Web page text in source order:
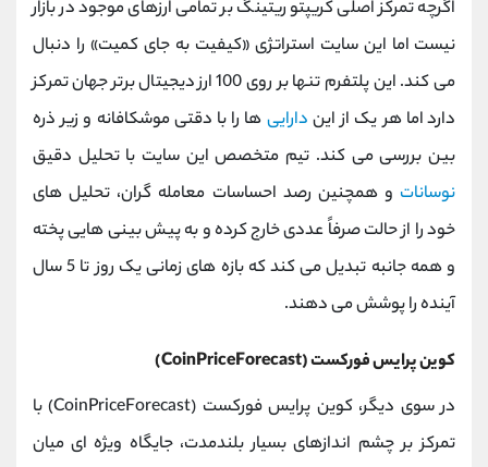
اگرچه تمرکز اصلی کریپتو ریتینگ بر تمامی ارزهای موجود در بازار
نیست اما این سایت استراتژی «کیفیت به جای کمیت» را دنبال
می‌ کند. این پلتفرم تنها بر روی 100 ارز دیجیتال برتر جهان تمرکز
دارد اما هر یک از این دارایی ‌ها را با دقتی موشکافانه و زیر ذره
‌بین بررسی می‌ کند. تیم متخصص این سایت با تحلیل دقیق
نوسانات و همچنین رصد احساسات معامله ‌گران، تحلیل‌ های
خود را از حالت صرفاً عددی خارج کرده و به پیش ‌بینی ‌هایی پخته
و همه ‌جانبه تبدیل می ‌کند که بازه ‌های زمانی یک روز تا 5 سال
آینده را پوشش می ‌دهند.
کوین پرایس فورکست (CoinPriceForecast)
در سوی دیگر، کوین پرایس فورکست (CoinPriceForecast) با
تمرکز بر چشم‌ اندازهای بسیار بلندمدت، جایگاه ویژه ‌ای میان